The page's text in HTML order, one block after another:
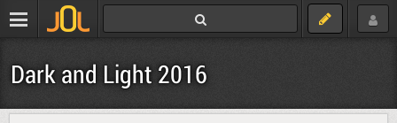
Dark and Light 2016